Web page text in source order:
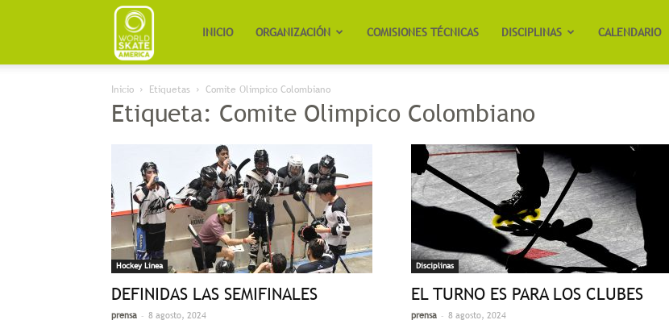
Worldskate
America
INICIO ORGANIZACIÓN COMISIONES TÉCNICAS DISCIPLINAS CALENDARIO
Inicio Etiquetas Comite Olimpico Colombiano
Etiqueta: Comite Olimpico Colombiano
Hockey Linea
DEFINIDAS LAS SEMIFINALES
prensa - 8 agosto, 2024
Disciplinas
EL TURNO ES PARA LOS CLUBES
prensa - 8 agosto, 2024